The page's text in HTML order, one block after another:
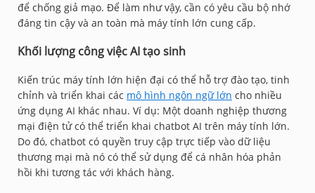
để chống giả mạo. Để làm như vậy, cần có yêu cầu bộ nhớ
đáng tin cậy và an toàn mà máy tính lớn cung cấp.
Khối lượng công việc AI tạo sinh
Kiến trúc máy tính lớn hiện đại có thể hỗ trợ đào tạo, tinh
chỉnh và triển khai các mô hình ngôn ngữ lớn cho nhiều
ứng dụng AI khác nhau. Ví dụ: Một doanh nghiệp thương
mại điện tử có thể triển khai chatbot AI trên máy tính lớn.
Do đó, chatbot có quyền truy cập trực tiếp vào dữ liệu
thương mại mà nó có thể sử dụng để cá nhân hóa phản
hồi khi tương tác với khách hàng.